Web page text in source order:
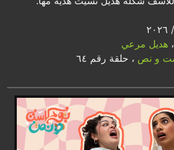
، هديل مرعي
و نص ، حلقة رقم ٦٤